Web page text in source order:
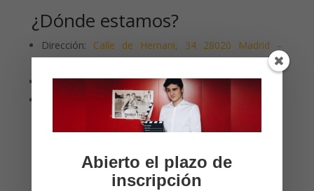
¿Dónde estamos?
Dirección: Calle de Hernani, 34 28020 Madrid –
Teléfono:+34 677 988 576
info@escenaglobo.es
Abierto el plazo de
inscripción